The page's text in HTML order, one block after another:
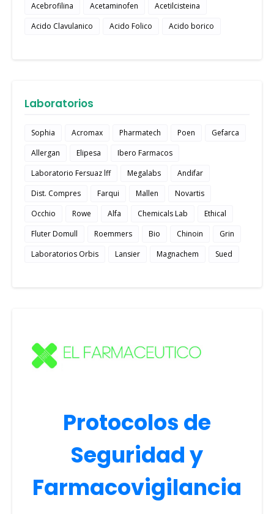
Acebrofilina Acetaminofen
Acetilcisteina
Acido Clavulanico
Acido Folico Acido borico
Laboratorios
Sophia Acromax Pharmatech Poen
Gefarca
Allergan
Elipesa
Ibero Farmacos
Laboratorio Fersuaz lff
Megalabs
Andifar
Dist. Compres
Farqui Mallen
Novartis
Occhio
Rowe Alfa Chemicals Lab
Ethical
Fluter Domull
Roemmers Bio Chinoin
Grin
Laboratorios Orbis
Lansier Magnachem Sued
Protocolos de
Seguridad y
Farmacovigilancia